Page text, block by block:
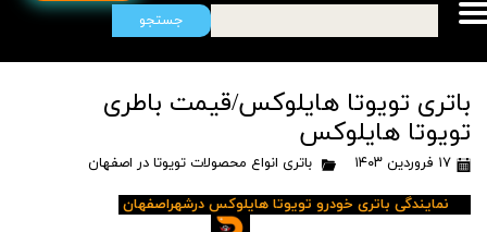
جستجو
باتری تویوتا هایلوکس/قیمت باطری
تویوتا هایلوکس
۱۷ فروردین ۱۴۰۳ باتری انواع محصولات تویوتا در اصفهان
نمایندگی باتری خودرو تویوتا هایلوکس درشهراصفهان